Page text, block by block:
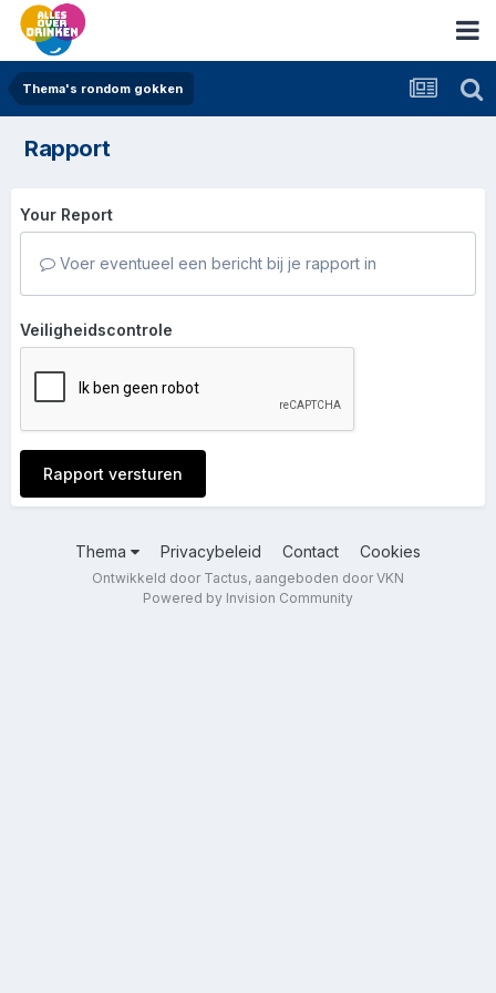
Thema's rondom gokken
Rapport
Your Report
Voer eventueel een bericht bij je rapport in
Veiligheidscontrole
Rapport versturen
Thema Privacybeleid Contact Cookies
Ontwikkeld door Tactus, aangeboden door VKN
Powered by Invision Community